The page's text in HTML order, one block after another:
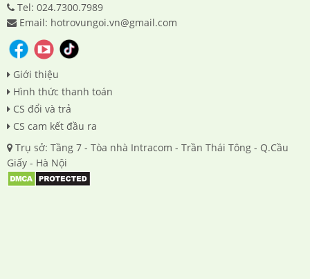
Tel: 024.7300.7989
Email: hotrovungoi.vn@gmail.com
Giới thiệu
Hình thức thanh toán
CS đổi và trả
CS cam kết đầu ra
Trụ sở: Tầng 7 - Tòa nhà Intracom - Trần Thái Tông - Q.Cầu
Giấy - Hà Nội